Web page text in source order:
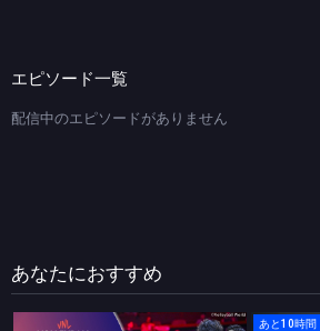
エピソード一覧
配信中のエピソードがありません
あなたにおすすめ
あと10時間